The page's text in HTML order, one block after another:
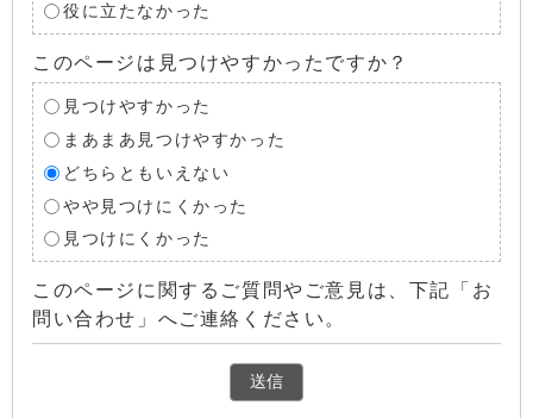
役に立たなかった
このページは見つけやすかったですか？
見つけやすかった
まあまあ見つけやすかった
どちらともいえない
やや見つけにくかった
見つけにくかった
このページに関するご質問やご意見は、下記「お
問い合わせ」へご連絡ください。